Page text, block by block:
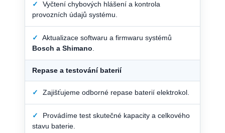
✓
Vyčtení chybových hlášení a kontrola
provozních údajů systému.
✓
Aktualizace softwaru a firmwaru systémů
Bosch a Shimano.
Repase a testování baterií
✓ Zajišťujeme odborné repase baterií elektrokol.
✓
Provádíme test skutečné kapacity a celkového
stavu baterie.